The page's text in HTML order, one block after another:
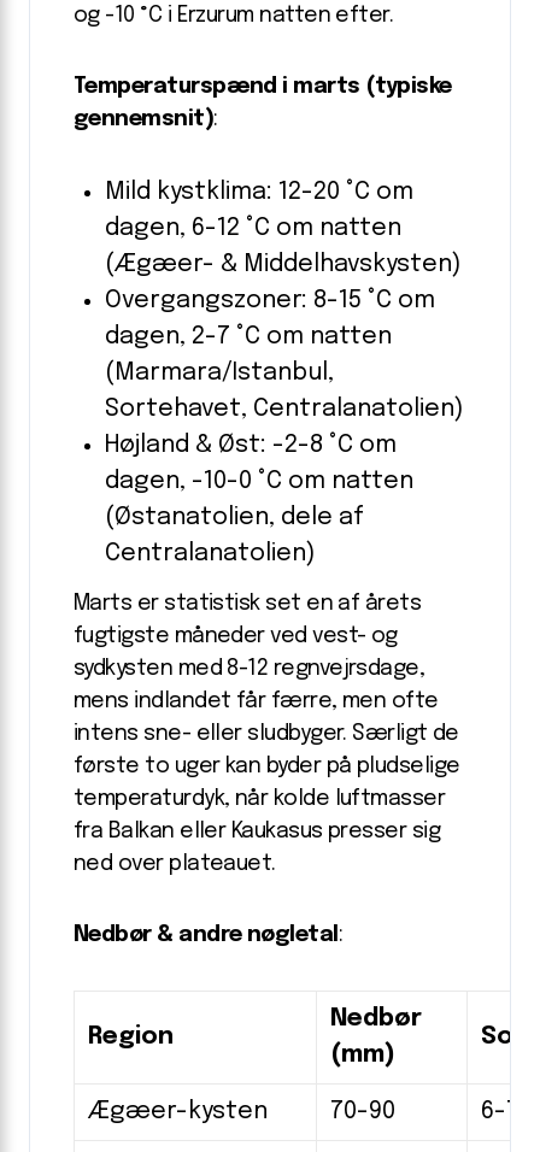
og -10 °C i Erzurum natten efter.
Temperaturspænd i marts (typiske
gennemsnit):
Mild kystklima: 12-20 °C om
dagen, 6-12 °C om natten
(Ægæer- & Middelhavskysten)
Overgangszoner: 8-15 °C om
dagen, 2-7 °C om natten
(Marmara/Istanbul,
Sortehavet, Centralanatolien)
Højland & Øst: -2-8 °C om
dagen, -10-0 °C om natten
(Østanatolien, dele af
Centralanatolien)
Marts er statistisk set en af årets
fugtigste måneder ved vest- og
sydkysten med 8-12 regnvejrsdage,
mens indlandet får færre, men ofte
intens sne- eller sludbyger. Særligt de
første to uger kan byder på pludselige
temperaturdyk, når kolde luftmasser
fra Balkan eller Kaukasus presser sig
ned over plateauet.
Nedbør & andre nøgletal :
Region
Nedbør
(mm)
Ægæer-kysten 70-90 6-7